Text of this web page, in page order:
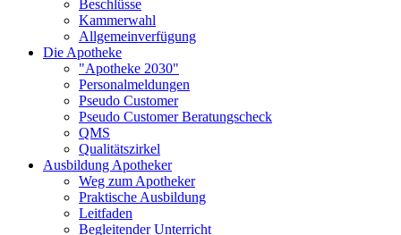
Beschlüsse
Kammerwahl
Allgemeinverfügung
Die Apotheke
"Apotheke 2030"
Personalmeldungen
Pseudo Customer
Pseudo Customer Beratungscheck
QMS
Qualitätszirkel
Ausbildung Apotheker
Weg zum Apotheker
Praktische Ausbildung
Leitfaden
Begleitender Unterricht